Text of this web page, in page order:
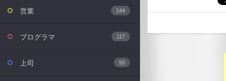
営業 144
プログラマ 117
上司 50